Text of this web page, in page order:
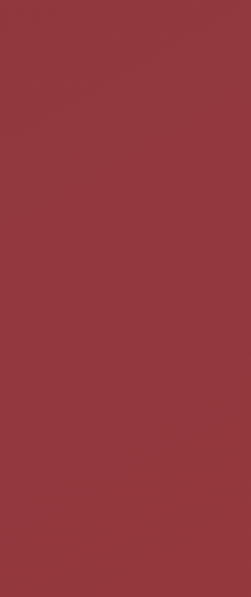
de
traduites. (>80000
de mois).
3000 entrées de base,
des mots composés
mis à jour en début
:
et espagnol-français :
noms propres et
pas différents entre les
sans nom propre ni
différents entre